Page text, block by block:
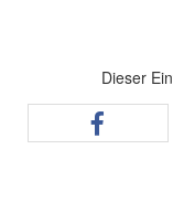
Dieser